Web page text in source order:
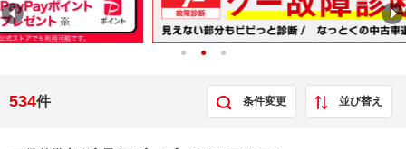
534件 条件変更 並び替え